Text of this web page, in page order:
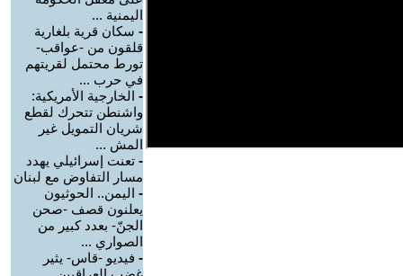
اليمنية ...
- سكان قرية بلغارية
قلقون من -عواقب-
تورط محتمل لقريتهم
في حرب ...
- الخارجية الأمريكية:
واشنطن تتحرك لقطع
شريان التمويل غير
المش ...
- تعنت إسرائيلي يهدد
مسار التفاوض مع لبنان
- اليمن.. الحوثيون
يعلنون قصف -صحن
الجنّ- بعدد كبير من
الصواري ...
- فيديو -قاس- يثير